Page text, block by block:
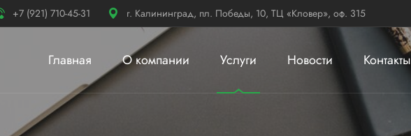
+7 (921) 710-45-31 г. Калининград, пл. Победы, 10, ТЦ «Кловер», оф. 315
Главная О компании Услуги Новости Контакты